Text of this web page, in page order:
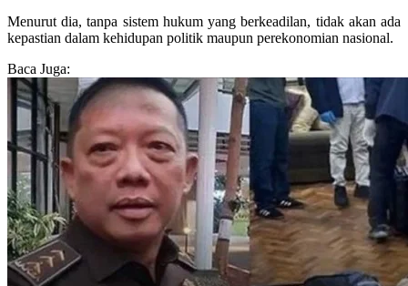
Menurut dia, tanpa sistem hukum yang berkeadilan, tidak akan ada
kepastian dalam kehidupan politik maupun perekonomian nasional.
Baca Juga: